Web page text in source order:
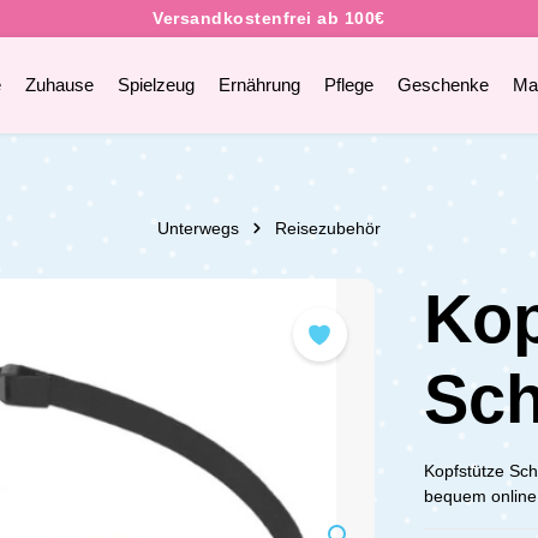
Zuhause Spielzeug Ernährung Pflege Geschenke
Unterwegs Reisezubehör
Kopfstütze
bequem